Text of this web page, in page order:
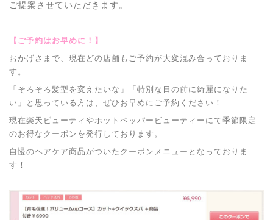
ご提案させていただきます。
【ご予約はお早めに！】
おかげさまで、現在どの店舗もご予約が大変混み合っておりま
す。
「そろそろ髪型を変えたいな」「特別な日の前に綺麗になりた
い」と思っている方は、ぜひお早めにご予約ください！
現在楽天ビューティやホットペッパービューティーにて季節限定
のお得なクーポンを発行しております。
自慢のヘアケア商品がついたクーポンメニューとなっておりま
す！